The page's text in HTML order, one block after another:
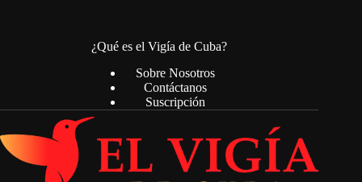
¿Qué es el Vigía de Cuba?
Sobre Nosotros
Contáctanos
Suscripción